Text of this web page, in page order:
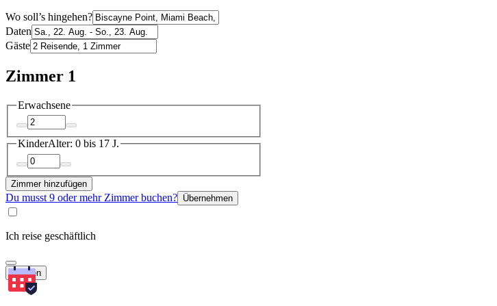
Wo soll’s hingehen?
Daten
Gäste
Zimmer 1
Erwachsene
KinderAlter: 0 bis 17 J.
Zimmer hinzufügen
Du musst 9 oder mehr Zimmer buchen? Übernehmen
Ich reise geschäftlich
Suchen